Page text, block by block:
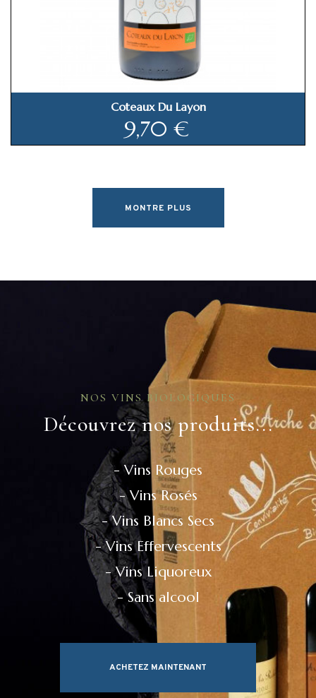
Coteaux Du Layon
Prix
9,70 €
MONTRE PLUS
NOS VINS BIOLOGIQUES
Découvrez nos produits...
- Vins Rouges
- Vins Rosés
- Vins Blancs Secs
- Vins Effervescents
- Vins Liquoreux
- Sans alcool
ACHETEZ MAINTENANT